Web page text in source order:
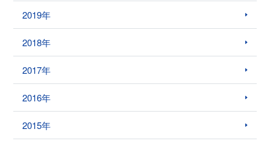
2019年
2018年
2017年
2016年
2015年